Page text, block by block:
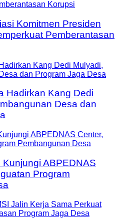
Komitmen Presiden
Pemberantasan
Hadirkan Kang Dedi
Desa dan
ABPEDNAS
Program